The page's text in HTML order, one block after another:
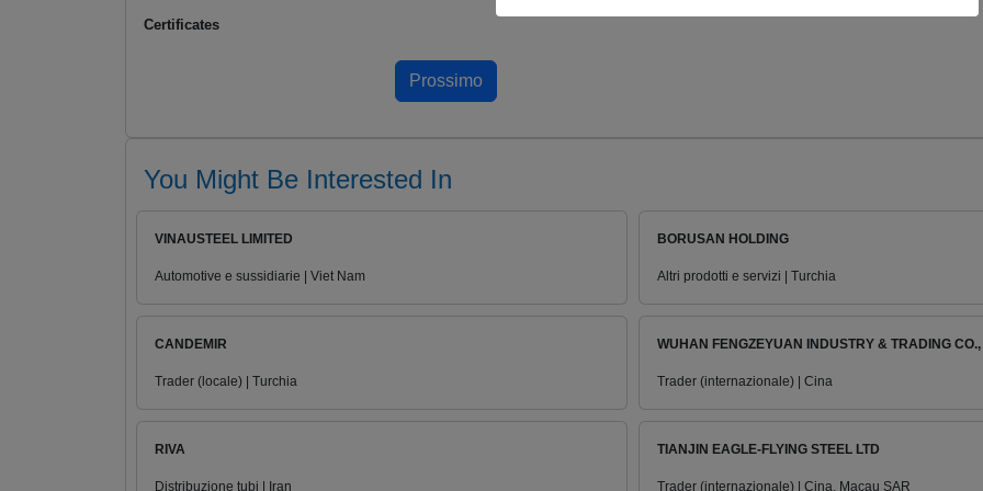
Certificates
You Might Be Interested In
VINAUSTEEL LIMITED
Automotive e sussidiarie | Viet Nam
BORUSAN HOLDING
Altri prodotti e servizi | Turchia
CANDEMIR
Trader (locale) | Turchia
WUHAN FENGZEYUAN INDUSTRY & TRADING CO.,
Trader (internazionale) | Cina
RIVA
Distribuzione tubi | Iran
TIANJIN EAGLE-FLYING STEEL LTD
Trader (internazionale) | Cina, Macau SAR